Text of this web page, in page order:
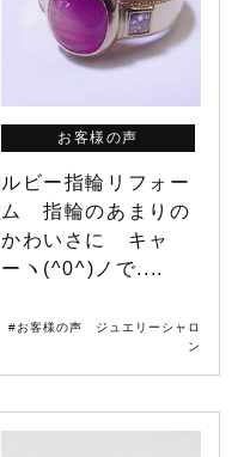
お客様の声
ルビー指輪リフォー
ム 指輪のあまりの
かわいさに キャ
ーヽ(^0^)ノで....
#お客様の声 ジュエリーシャロ
ン